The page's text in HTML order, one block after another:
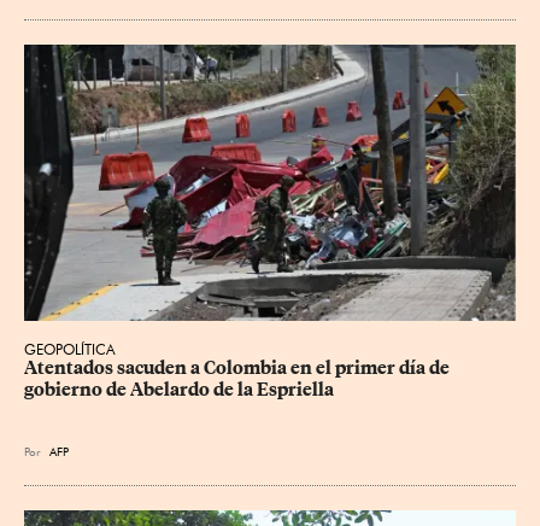
GEOPOLÍTICA
Atentados sacuden a Colombia en el primer día de
gobierno de Abelardo de la Espriella
Por AFP